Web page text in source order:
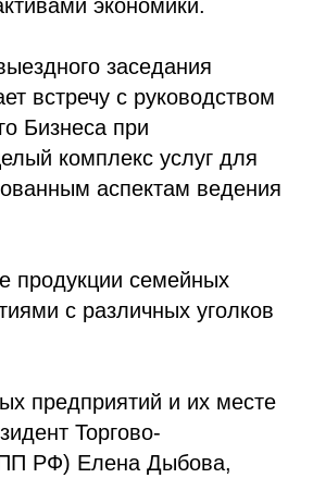
экономики.
заседания
встречу с руководством
Бизнеса при
комплекс услуг для
аспектам ведения
продукции семейных
с различных уголков
предприятий и их месте
Торгово-
РФ) Елена Дыбова,